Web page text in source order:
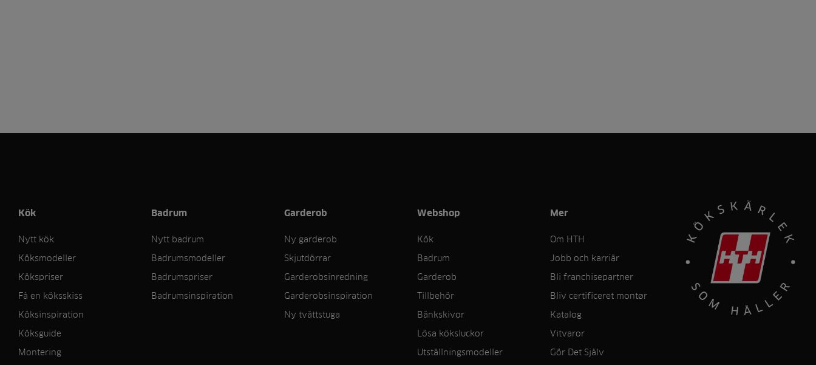
Kök
Nytt kök
Köksmodeller
Kökspriser
Få en köksskiss
Köksinspiration
Köksguide
Montering
Badrum
Nytt badrum
Badrumsmodeller
Badrumspriser
Badrumsinspiration
Garderob
Ny garderob
Skjutdörrar
Garderobsinredning
Garderobsinspiration
Ny tvättstuga
Webshop
Kök
Badrum
Garderob
Tillbehör
Bänkskivor
Lösa köksluckor
Utställningsmodeller
Mer
Om HTH
Jobb och karriär
Bli franchisepartner
Bliv certificeret montør
Katalog
Vitvaror
Gör Det Sjålv